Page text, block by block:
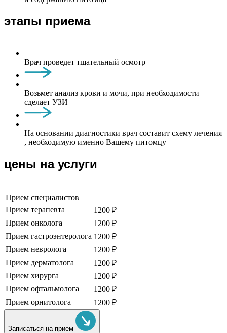
этапы приема
Врач проведет тщательный осмотр
Возьмет анализ крови и мочи, при необходимости
сделает УЗИ
На основании диагностики врач составит схему лечения
, необходимую именно Вашему питомцу
цены на услуги
Прием специалистов
Прием терапевта
1200 ₽
Прием онколога
1200 ₽
Прием гастроэнтеролога 1200 ₽
Прием невролога
1200 ₽
Прием дерматолога
1200 ₽
Прием хирурга
1200 ₽
Прием офтальмолога
1200 ₽
Прием орнитолога
1200 ₽
Записаться на прием